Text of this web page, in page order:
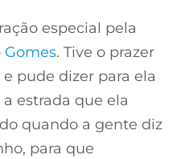
especial pela
. Tive o prazer
pude dizer para ela
estrada que ela
quando a gente diz
para que